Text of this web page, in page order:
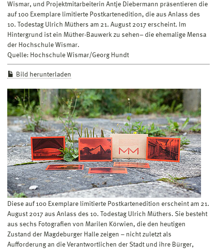
Wismar, und Projektmitarbeiterin Antje Diebermann präsentieren die
auf 100 Exemplare limitierte Postkartenedition, die aus Anlass des
10. Todestag Ulrich Müthers am 21. August 2017 erscheint. Im
Hintergrund ist ein Müther-Bauwerk zu sehen– die ehemalige Mensa
der Hochschule Wismar.
Quelle: Hochschule Wismar/Georg Hundt
Bild herunterladen
Diese auf 100 Exemplare limitierte Postkartenedition erscheint am 21.
August 2017 aus Anlass des 10. Todestag Ulrich Müthers. Sie besteht
aus sechs Fotografien von Marilen Körwien, die den heutigen
Zustand der Magdeburger Halle zeigen – nicht zuletzt als
Aufforderung an die Verantwortlichen der Stadt und ihre Bürger,